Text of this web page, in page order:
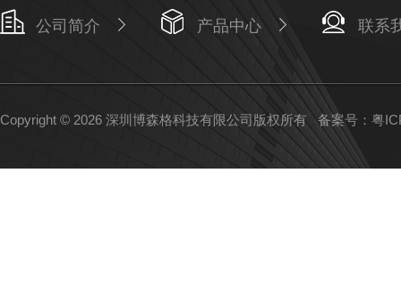
公司简介 产品中心 联系
Copyright © 2026 深圳博森格科技有限公司版权所有备案号：粤